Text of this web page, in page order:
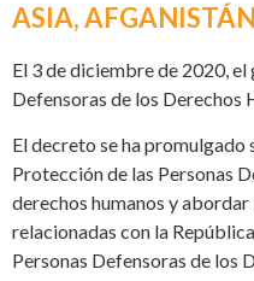
ASIA,AFGANISTÁN
El 3 de diciembre de 2020,
Defensoras de los Derechos
El decreto se ha
Protección de las Personas
derechos humanos y
relacionadas con la
Personas Defensoras de los